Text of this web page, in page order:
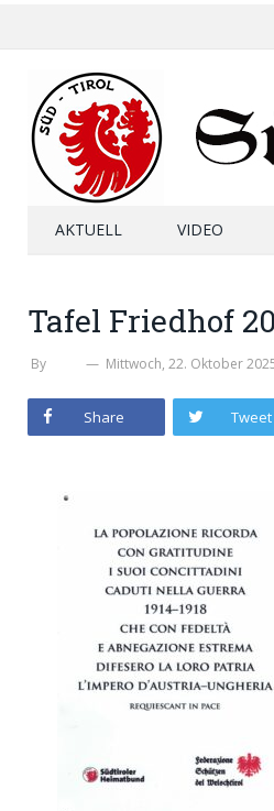
AKTUELL VIDEO
Tafel Friedhof
By Mittwoch, 22. Oktober
Share Tweet